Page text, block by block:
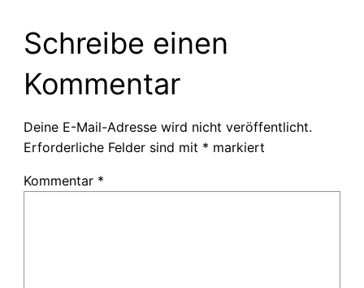
Schreibe einen
Kommentar
Deine E-Mail-Adresse wird nicht veröffentlicht.
Erforderliche Felder sind mit * markiert
Kommentar *